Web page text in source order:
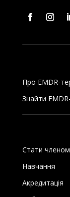
Про EMDR-
Знайти
Стати членом
Навчання
Акредитація